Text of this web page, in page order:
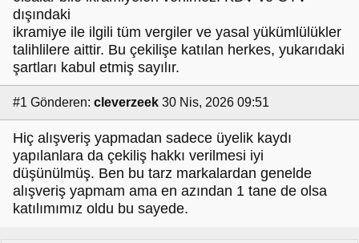
dışındaki
ikramiye ile ilgili tüm vergiler ve yasal yükümlülükler
talihlilere aittir. Bu çekilişe katılan herkes, yukarıdaki
şartları kabul etmiş sayılır.
#1 Gönderen: cleverzeek 30 Nis, 2026 09:51
Hiç alışveriş yapmadan sadece üyelik kaydı
yapılanlara da çekiliş hakkı verilmesi iyi
düşünülmüş. Ben bu tarz markalardan genelde
alışveriş yapmam ama en azından 1 tane de olsa
katılımımız oldu bu sayede.